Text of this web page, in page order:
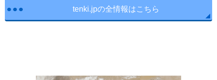
tenki.jpの全情報はこちら